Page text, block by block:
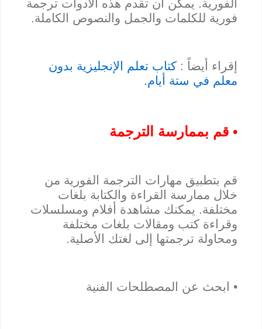
الفورية. يمكن أن تقدم هذه الأدوات ترجمة
فورية للكلمات والجمل والنصوص الكاملة.
إقراء أيضاً : كتاب تعلم الإنجليزية بدون
معلم في ستة أيام.
• قم بممارسة الترجمة
قم بتطبيق مهارات الترجمة الفورية من
خلال ممارسة القراءة والكتابة بلغات
مختلفة. يمكنك مشاهدة أفلام ومسلسلات
وقراءة كتب ومقالات بلغات مختلفة
ومحاولة ترجمتها إلى لغتك الأصلية.
• ابحث عن المصطلحات الفنية